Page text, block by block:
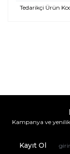
Tedarikçi Ürün
Kampanya ve
Kayıt Ol